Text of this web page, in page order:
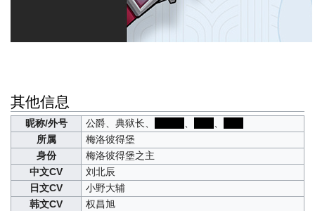
其他信息
昵称/外号 公爵、典狱长、 、 、
所属
梅洛彼得堡
身份
梅洛彼得堡之主
中文CV
刘北辰
日文CV
小野大辅
韩文CV
权昌旭